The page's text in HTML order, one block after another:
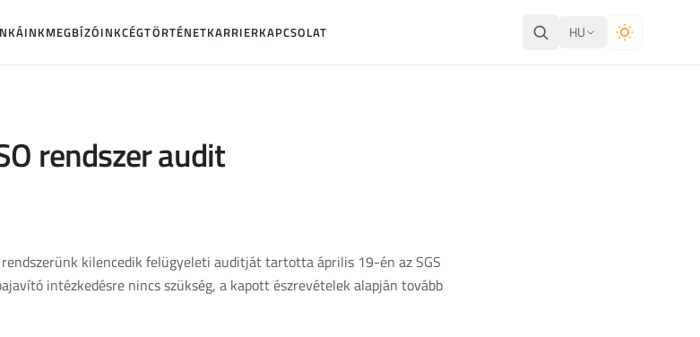
MEGBÍZÓINKCÉGTÖRTÉNETKARRIERKAPCSOLAT HU
rendszer audit
kilencedik felügyeleti auditját tartotta április 19-én az SGS
intézkedésre nincs szükség, a kapott észrevételek alapján tovább